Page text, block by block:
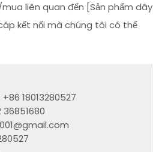
liên quan đến [Sản phẩm dây
kết nối mà chúng tôi có thể
18013280527
36851680